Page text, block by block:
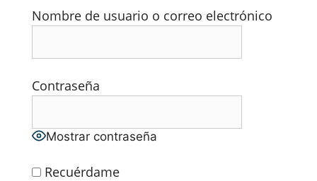
Nombre de usuario o correo electrónico
Contraseña
Mostrar contraseña
Recuérdame